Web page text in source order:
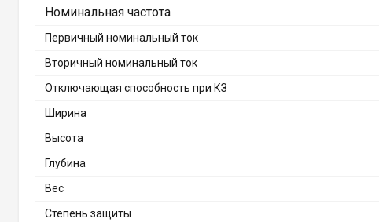
Номинальная частота
Первичный номинальный ток
Вторичный номинальный ток
Отключающая способность при КЗ
Ширина
Высота
Глубина
Вес
Степень защиты